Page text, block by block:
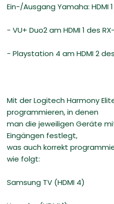
Ein-/Ausgang Yamaha: HDMI 1
- VU+ Duo2 am HDMI 1 des
- Playstation 4 am HDMI 2
Mit der Logitech Harmony
programmieren, in denen
man die jeweiligen Geräte
Eingängen festlegt,
was auch korrekt
wie folgt:
Samsung TV (HDMI 4)